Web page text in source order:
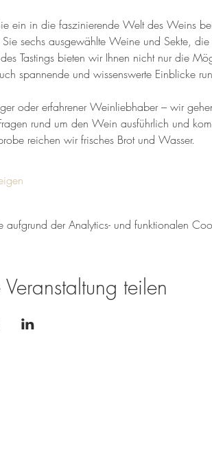
ein in die faszinierende Welt des Weins
sechs ausgewählte Weine und Sekte,
Tastings bieten wir Ihnen nicht nur die
spannende und wissenswerte Einblicke
oder erfahrener Weinliebhaber – wir
rund um den Wein ausführlich und
reichen wir frisches Brot und Wasser.
der Analytics- und funktionalen
Veranstaltung teilen